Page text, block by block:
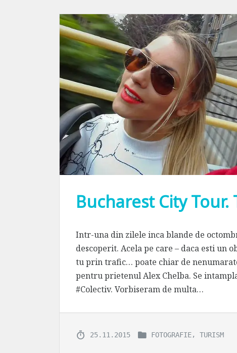
Bucharest City
Intr-una din zilele inca blande de
descoperit. Acela pe care – daca esti un
tu prin trafic… poate chiar de
pentru prietenul Alex Chelba. Se
#Colectiv. Vorbiseram de multa…
25.11.2015 FOTOGRAFIE, TURISM